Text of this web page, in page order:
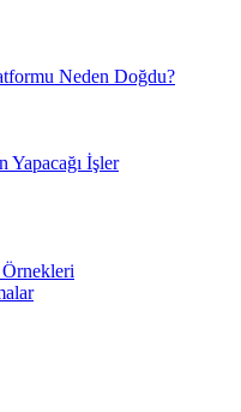
Neden Doğdu?
İşler